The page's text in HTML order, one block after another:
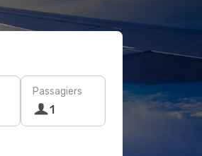
Passagiers
1